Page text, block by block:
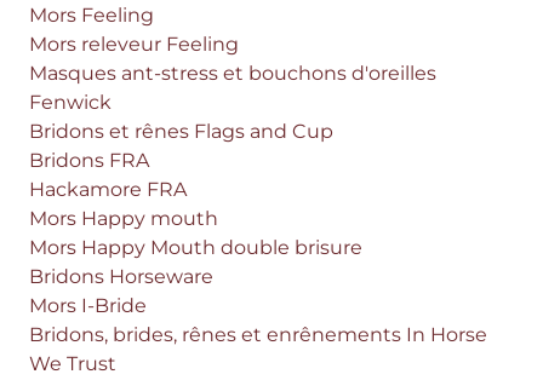
Mors Feeling
Mors releveur Feeling
Masques ant-stress et bouchons d'oreilles
Fenwick
Bridons et rênes Flags and Cup
Bridons FRA
Hackamore FRA
Mors Happy mouth
Mors Happy Mouth double brisure
Bridons Horseware
Mors I-Bride
Bridons, brides, rênes et enrênements In Horse
We Trust